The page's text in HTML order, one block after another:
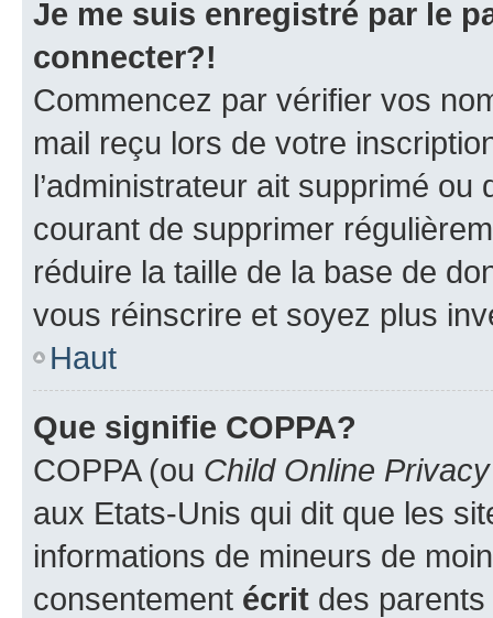
Je me suis enregistré par le
connecter?!
Commencez par vérifier vos
mail reçu lors de votre
l’administrateur ait supprimé
courant de supprimer
réduire la taille de la base de
vous réinscrire et soyez plus
Haut
Que signifie COPPA?
COPPA (ou Child Online
aux Etats-Unis qui dit que les
informations de mineurs de
consentement écrit des parents